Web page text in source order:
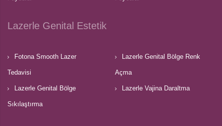
Lazerle Genital Estetik
Fotona Smooth Lazer
Tedavisi
Lazerle Genital Bölge Renk
Açma
Lazerle Genital Bölge
Sıkılaştırma
Lazerle Vajina Daraltma